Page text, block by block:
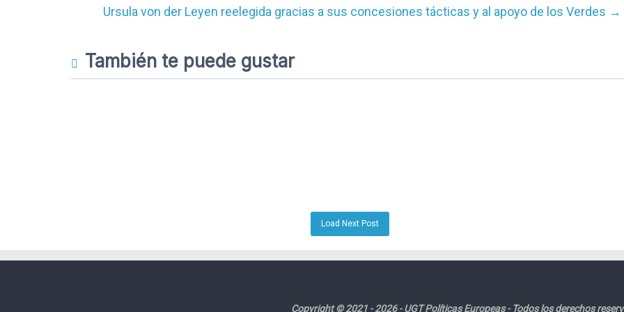
Ursula von der Leyen reelegida gracias a sus concesiones tácticas y al apoyo de los Verdes →
También te puede gustar
Load Next Post
Copyright © 2021 - 2026 - UGT Políticas Europeas - Todos los derechos